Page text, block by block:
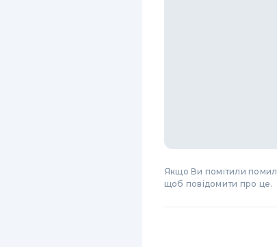
Якщо Ви помітили
щоб повідомити про це.